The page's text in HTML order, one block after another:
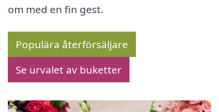
om med en fin gest.
Populära återförsäljare
Se urvalet av buketter